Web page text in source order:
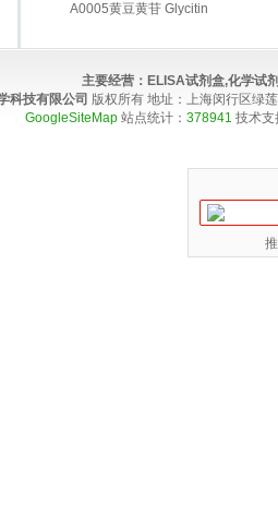
A0005黄豆黄苷 Glycitin
主要经营： ELISA试剂盒,化学试
科技有限公司 版权所有 地址：上海闵行区绿
GoogleSiteMap 站点统计： 378941 技术支